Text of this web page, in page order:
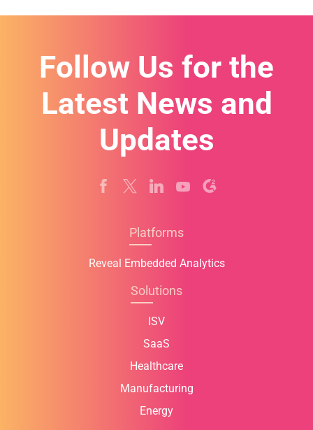
s
Follow Us for the
Latest News and
Updates
Platforms
Reveal Embedded Analytics
Solutions
ISV
SaaS
Healthcare
Manufacturing
Energy